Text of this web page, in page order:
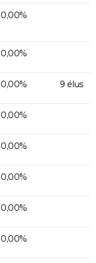
0,00%
0,00%
0,00% 9 élus
0,00%
0,00%
0,00%
0,00%
0,00%